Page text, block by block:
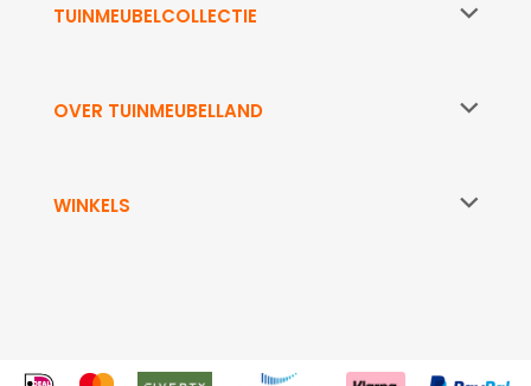
TUINMEUBELCOLLECTIE
OVER TUINMEUBELLAND
WINKELS